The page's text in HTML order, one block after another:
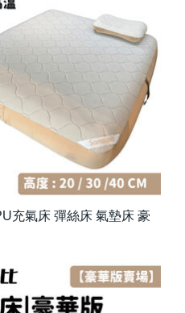
充氣床 彈絲床 氣墊床 豪